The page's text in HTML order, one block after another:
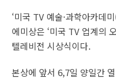
‘미국 TV 예술·과학아카데
에미상은 ‘미국 TV 업계의
텔레비전 시상식이다.
본상에 앞서 6,7일 양일간